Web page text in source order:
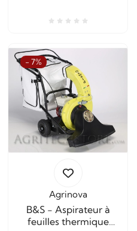
- 7%
Agrinova
B&S - Aspirateur à
feuilles thermique